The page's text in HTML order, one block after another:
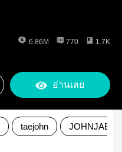
6.86M 770 1.7K
อ่านเลย
taejohn JOHNJAE